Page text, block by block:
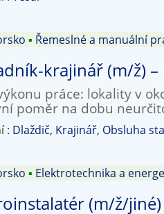
▪ Řemeslné a manuální
krajinář (m/ž)
práce: lokality v
poměr na dobu
: Dlaždič, Krajinář, Obsluha
▪ Elektrotechnika a
(m/ž/